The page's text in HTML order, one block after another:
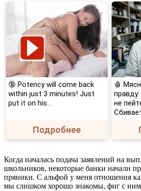
🔞 Potency will come back
within just 3 minutes! Just
put it on his…
Подробнее
🩸
не
Когда началась подача заявлений на
школьников, некоторые банки начали
пряники. С альфой у меня отношения
мы слишком хорошо знакомы, фиг с ним,